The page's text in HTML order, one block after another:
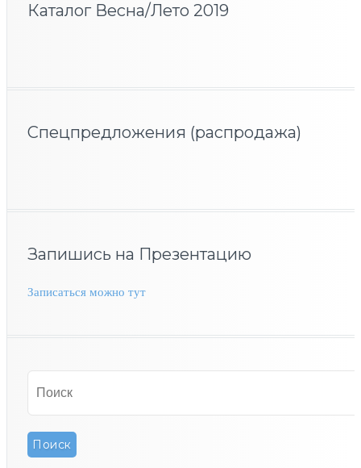
Каталог Весна/Лето 2019
Спецпредложения (распродажа)
Запишись на Презентацию
Записаться можно тут